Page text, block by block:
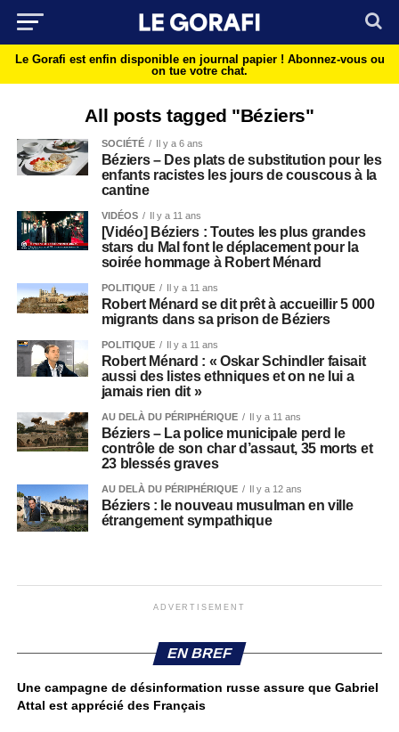
Le Gorafi est enfin disponible en journal papier ! Abonnez-vous ou
on tue votre chat.
All posts tagged "Béziers"
SOCIÉTÉ Il y a 6 ans
Béziers – Des plats de substitution pour les
enfants racistes les jours de couscous à la
cantine
VIDÉOS Il y a 11 ans
[Vidéo] Béziers : Toutes les plus grandes
stars du Mal font le déplacement pour la
soirée hommage à Robert Ménard
POLITIQUE Il y a 11 ans
Robert Ménard se dit prêt à accueillir 5 000
migrants dans sa prison de Béziers
POLITIQUE Il y a 11 ans
Robert Ménard : « Oskar Schindler faisait
aussi des listes ethniques et on ne lui a
jamais rien dit »
AU DELÀ DU PÉRIPHÉRIQUE Il y a 11 ans
Béziers – La police municipale perd le
contrôle de son char d’assaut, 35 morts et
23 blessés graves
AU DELÀ DU PÉRIPHÉRIQUE Il y a 12 ans
Béziers : le nouveau musulman en ville
étrangement sympathique
ADVERTISEMENT
EN BREF
Une campagne de désinformation russe assure que Gabriel
Attal est apprécié des Français